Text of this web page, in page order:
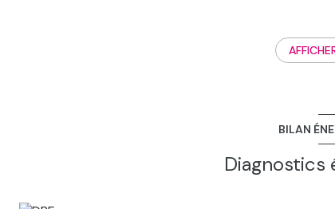
Il existe une possibilité d'extension pour augmenter la
Le chauffage est au gaz, avec une chaudière basse
Contactez votre conseillère GTI Elodie au
BILAN
Diagnostics